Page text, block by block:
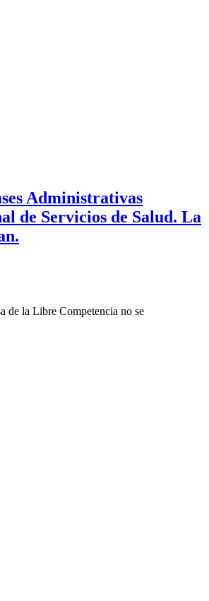
Administrativas
de Servicios de Salud. La
de la Libre Competencia no se